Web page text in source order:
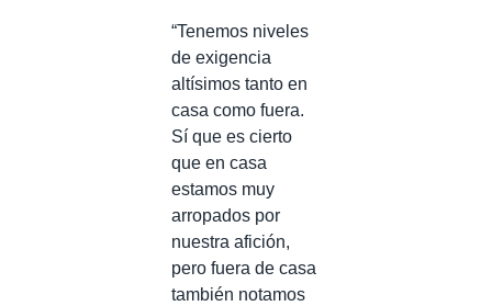
“Tenemos niveles
de exigencia
altísimos tanto en
casa como fuera.
Sí que es cierto
que en casa
estamos muy
arropados por
nuestra afición,
pero fuera de casa
también notamos